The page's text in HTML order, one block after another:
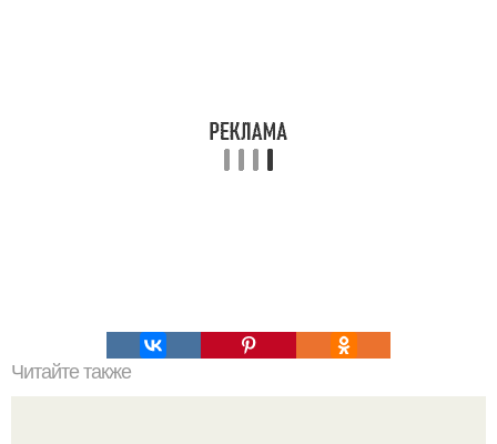
Читайте также